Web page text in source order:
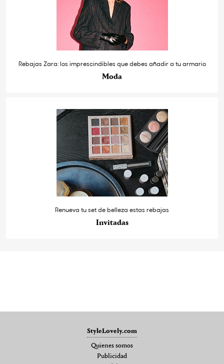
Rebajas Zara: los imprescindibles que debes añadir a tu armario
Moda
Renueva tu set de belleza estas rebajas
Invitadas
StyleLovely.com
Quienes somos
Publicidad